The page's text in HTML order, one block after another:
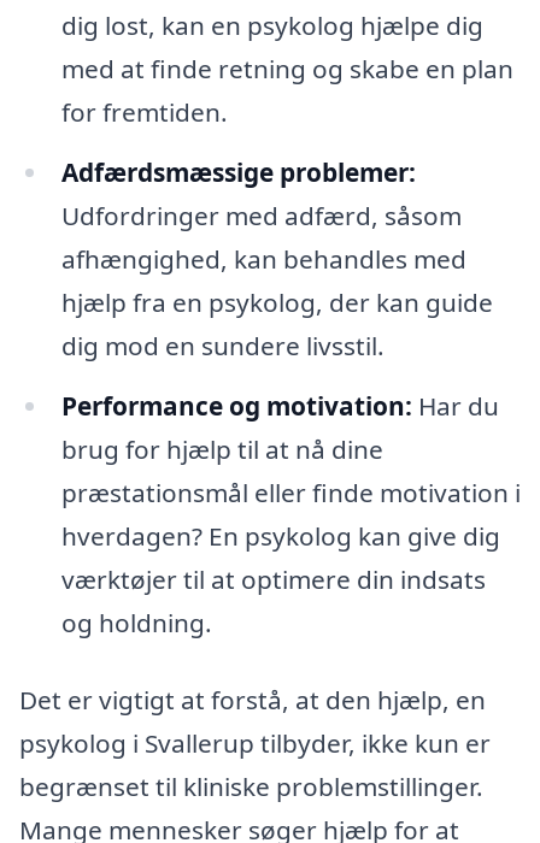
dig lost, kan en psykolog hjælpe dig
med at finde retning og skabe en plan
for fremtiden.
Adfærdsmæssige problemer:
Udfordringer med adfærd, såsom
afhængighed, kan behandles med
hjælp fra en psykolog, der kan guide
dig mod en sundere livsstil.
Performance og motivation: Har du
brug for hjælp til at nå dine
præstationsmål eller finde motivation i
hverdagen? En psykolog kan give dig
værktøjer til at optimere din indsats
og holdning.
Det er vigtigt at forstå, at den hjælp, en
psykolog i Svallerup tilbyder, ikke kun er
begrænset til kliniske problemstillinger.
Mange mennesker søger hjælp for at